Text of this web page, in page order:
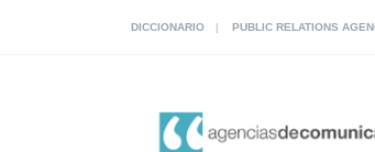
DICCIONARIO PUBLIC RELATIONS